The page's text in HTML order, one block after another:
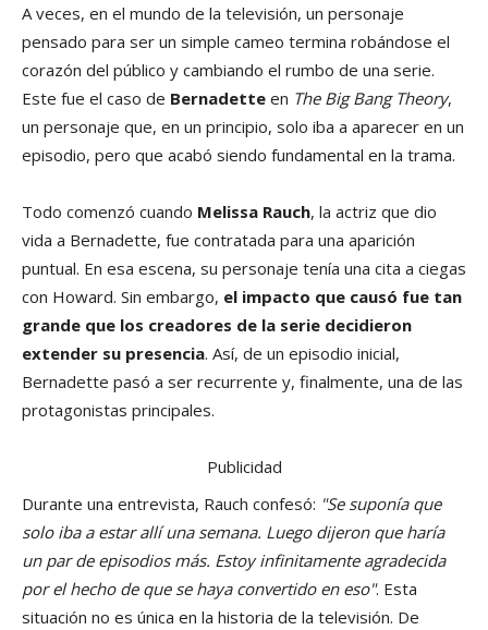
A veces, en el mundo de la televisión, un personaje
pensado para ser un simple cameo termina robándose el
corazón del público y cambiando el rumbo de una serie.
Este fue el caso de Bernadette en The Big Bang Theory,
un personaje que, en un principio, solo iba a aparecer en un
episodio, pero que acabó siendo fundamental en la trama.
Todo comenzó cuando Melissa Rauch, la actriz que dio
vida a Bernadette, fue contratada para una aparición
puntual. En esa escena, su personaje tenía una cita a ciegas
con Howard. Sin embargo, el impacto que causó fue tan
grande que los creadores de la serie decidieron
extender su presencia. Así, de un episodio inicial,
Bernadette pasó a ser recurrente y, finalmente, una de las
protagonistas principales.
Publicidad
Durante una entrevista, Rauch confesó: "Se suponía que
solo iba a estar allí una semana. Luego dijeron que haría
un par de episodios más. Estoy infinitamente agradecida
por el hecho de que se haya convertido en eso". Esta
situación no es única en la historia de la televisión. De